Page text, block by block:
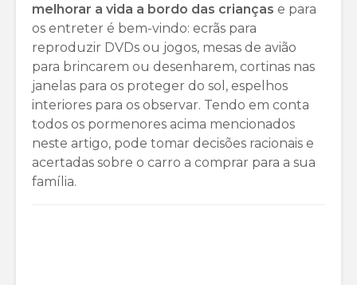
melhorar a vida a bordo das crianças e para
os entreter é bem-vindo: ecrãs para
reproduzir DVDs ou jogos, mesas de avião
para brincarem ou desenharem, cortinas nas
janelas para os proteger do sol, espelhos
interiores para os observar. Tendo em conta
todos os pormenores acima mencionados
neste artigo, pode tomar decisões racionais e
acertadas sobre o carro a comprar para a sua
família.